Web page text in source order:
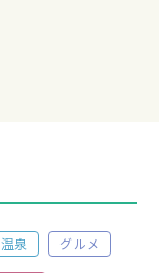
温泉 グルメ